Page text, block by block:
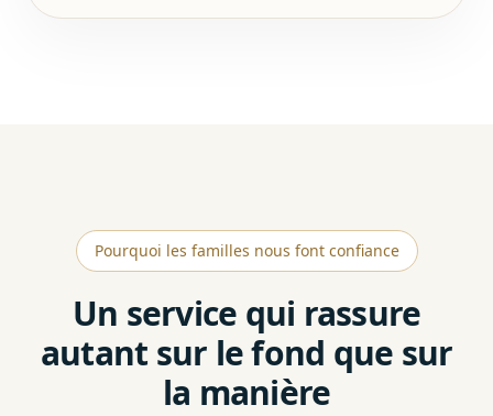
Pourquoi les familles nous font confiance
Un service qui rassure
autant sur le fond que sur
la manière